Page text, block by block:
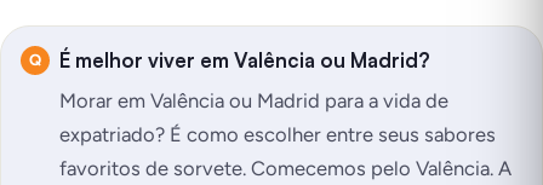
É melhor viver em Valência ou Madrid?
Morar em Valência ou Madrid para a vida de
expatriado? É como escolher entre seus sabores
favoritos de sorvete. Comecemos pelo Valência. A